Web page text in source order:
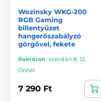
Wozinsky WKG-200
RGB Gaming
billentyűzet
hangerőszabályzó
görgővel, fekete
Raktáron, szerdán 8. 12.
Önnél
7 290 Ft